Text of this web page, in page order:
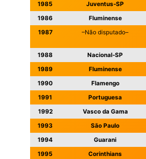
1985
Juventus-SP
1986
Fluminense
1987
–Não disputado–
1988
Nacional-SP
1989
Fluminense
1990
Flamengo
1991
Portuguesa
1992
Vasco da Gama
1993
São Paulo
1994
Guarani
1995
Corinthians